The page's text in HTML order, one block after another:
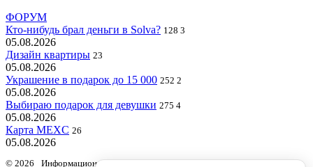
ФОРУМ
Кто-нибудь брал деньги в Solva? 128 3
05.08.2026
Дизайн квартиры 23
05.08.2026
Украшение в подарок до 15 000 252 2
05.08.2026
Выбираю подарок для девушки 275 4
05.08.2026
Карта MEXC 26
05.08.2026
© 2026 Информационный продукт «Бюджетный учет» информационного